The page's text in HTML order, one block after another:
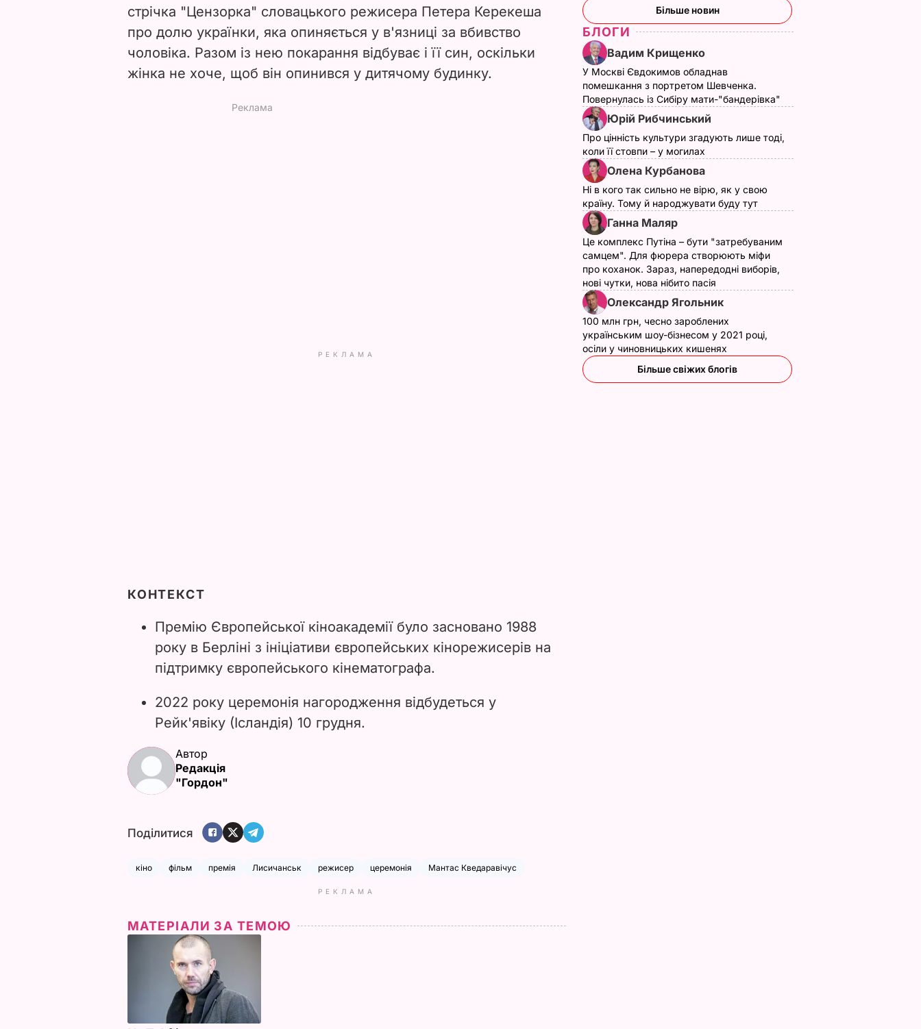
стрічка "Цензорка" словацького режисера Петера Керекеша
про долю українки, яка опиняється у в'язниці за вбивство
чоловіка. Разом із нею покарання відбуває і її син, оскільки
жінка не хоче, щоб він опинився у дитячому будинку.
РЕКЛАМА
КОНТЕКСТ
Премію Європейської кіноакадемії було засновано 1988
року в Берліні з ініціативи європейських кінорежисерів на
підтримку європейського кінематографа.
2022 року церемонія нагородження відбудеться у
Рейк'явіку (Ісландія) 10 грудня.
Автор
Редакція
"Гордон"
Поділитися
кіно фільм премія Лисичанськ режисер церемонія Мантас Кведаравічус
РЕКЛАМА
МАТЕРІАЛИ ЗА ТЕМОЮ
Більше новин
БЛОГИ
Вадим Крищенко
У Москві Євдокимов обладнав
помешкання з портретом Шевченка.
Повернулась із Сибіру мати-"бандерівка"
Юрій Рибчинський
Про цінність культури згадують лише тоді,
коли її стовпи – у могилах
Олена Курбанова
Ні в кого так сильно не вірю, як у свою
країну. Тому й народжувати буду тут
Ганна Маляр
Це комплекс Путіна – бути "затребуваним
самцем". Для фюрера створюють міфи
про коханок. Зараз, напередодні виборів,
нові чутки, нова нібито пасія
Олександр Ягольник
100 млн грн, чесно зароблених
українським шоу-бізнесом у 2021 році,
осіли у чиновницьких кишенях
Більше свіжих блогів